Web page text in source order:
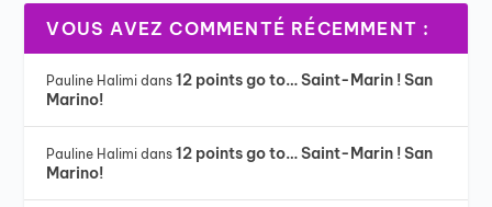
VOUS AVEZ COMMENTÉ RÉCEMMENT :
Pauline Halimi dans12 points go to… Saint-Marin ! San
Marino!
Pauline Halimi dans12 points go to… Saint-Marin ! San
Marino!